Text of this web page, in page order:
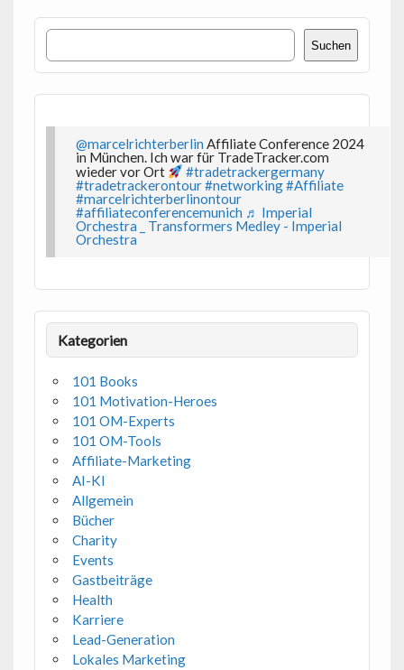
Suchen
Suchen
@marcelrichterberlin Affiliate Conference 2024
in München. Ich war für TradeTracker.com
wieder vor Ort
#tradetrackergermany
#tradetrackerontour#networking#Affiliate
#marcelrichterberlinontour
#affiliateconferencemunich ♬ Imperial
Orchestra _ Transformers Medley - Imperial
Orchestra
Kategorien
101 Books
101 Motivation-Heroes
101 OM-Experts
101 OM-Tools
Affiliate-Marketing
AI-KI
Allgemein
Bücher
Charity
Events
Gastbeiträge
Health
Karriere
Lead-Generation
Lokales Marketing